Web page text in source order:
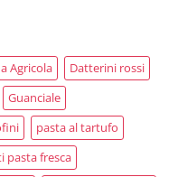
Agricola
Datterini rossi
Guanciale
pasta al tartufo
pasta fresca